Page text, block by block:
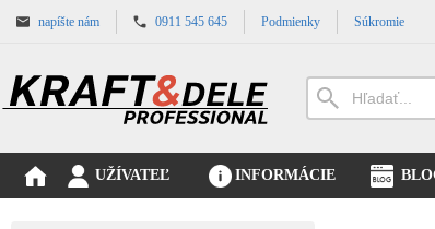
napíšte nám 0911 545 645 Podmienky Súkromie
UŽÍVATEĽ INFORMÁCIE